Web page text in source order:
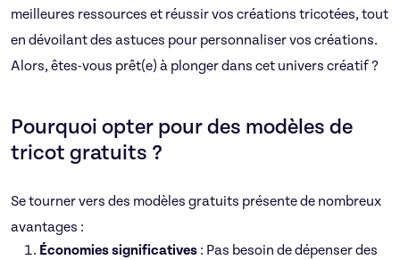
meilleures ressources et réussir vos créations tricotées, tout
en dévoilant des astuces pour personnaliser vos créations.
Alors, êtes-vous prêt(e) à plonger dans cet univers créatif ?
Pourquoi opter pour des modèles de
tricot gratuits ?
Se tourner vers des modèles gratuits présente de nombreux
avantages :
Économies significatives : Pas besoin de dépenser des